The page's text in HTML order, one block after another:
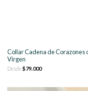
Collar Cadena de Corazones
Virgen
Desde$79.000